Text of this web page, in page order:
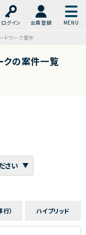
ログイン
会員登録
トワーク案件
クの案件一覧
） ハイブリッド